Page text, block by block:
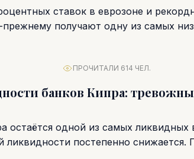
ставок в еврозоне и
получают одну из самых
ПРОЧИТАЛИ 614 ЧЕЛ.
банков Кипра:
остаётся одной из самых ликвидных
ликвидности постепенно